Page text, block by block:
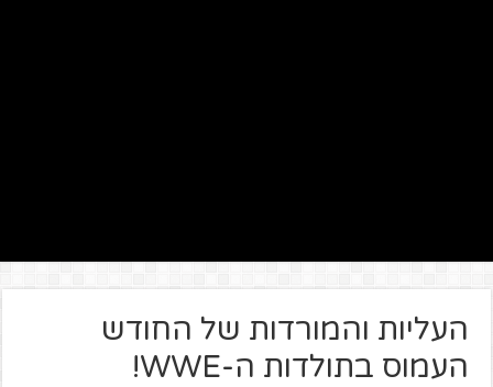
העליות והמורדות של החודש
העמוס בתולדות ה-WWE!